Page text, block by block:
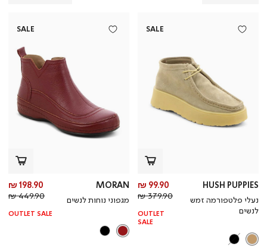
SALE
HUSH PUPPIES
נעלי פלטפורמה זמש
לנשים
מחיר
מוצר
99.90 ₪
מחיר
רגיל
379.90 ₪
OUTLET
SALE
SALE
MORAN
מגפוני נוחות לנשים
198.90 ₪
449.90 ₪
OUTLET SALE